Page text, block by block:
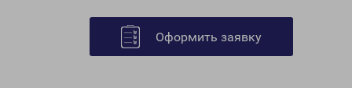
Оформить заявку